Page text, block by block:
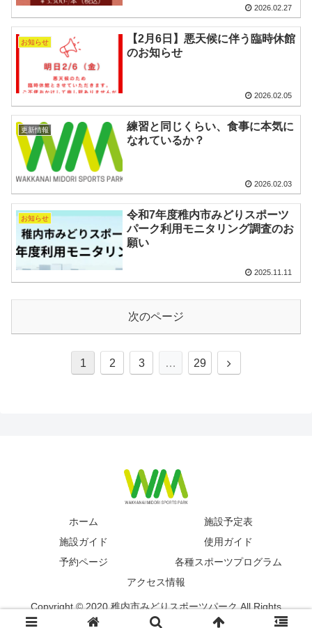
2026.02.27
お知らせ
【2月6日】悪天候に伴う臨時休館
のお知らせ
2026.02.05
更新情報
練習と同じくらい、食事に本気に
なれているか？
2026.02.03
お知らせ
令和7年度稚内市みどりスポーツ
パーク利用モニタリング調査のお
願い
2025.11.11
次のページ
1 2 3 … 29
次
ホーム
施設予定表
施設ガイド
使用ガイド
予約ページ
各種スポーツプログラム
アクセス情報
Copyright © 2020 稚内市みどりスポーツパーク All Rights
Reserved.